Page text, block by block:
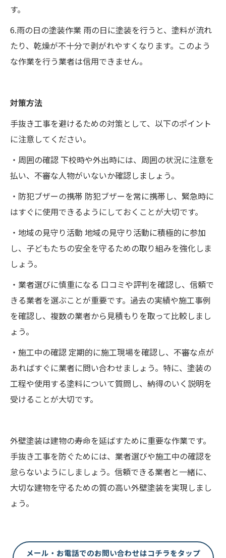
す。
6.雨の日の塗装作業 雨の日に塗装を行うと、塗料が流れ
たり、乾燥が不十分で剥がれやすくなります。このよう
な作業を行う業者は信用できません。
対策方法
手抜き工事を避けるための対策として、以下のポイント
に注意してください。
・周囲の確認 下校時や外出時には、周囲の状況に注意を
払い、不審な人物がいないか確認しましょう。
・防犯ブザーの携帯 防犯ブザーを常に携帯し、緊急時に
はすぐに使用できるようにしておくことが大切です。
・地域の見守り活動 地域の見守り活動に積極的に参加
し、子どもたちの安全を守るための取り組みを強化しま
しょう。
・業者選びに慎重になる 口コミや評判を確認し、信頼で
きる業者を選ぶことが重要です。過去の実績や施工事例
を確認し、複数の業者から見積もりを取って比較しまし
ょう。
・施工中の確認 定期的に施工現場を確認し、不審な点が
あればすぐに業者に問い合わせましょう。特に、塗装の
工程や使用する塗料について質問し、納得のいく説明を
受けることが大切です。
外壁塗装は建物の寿命を延ばすために重要な作業です。
手抜き工事を防ぐためには、業者選びや施工中の確認を
怠らないようにしましょう。信頼できる業者と一緒に、
大切な建物を守るための質の高い外壁塗装を実現しまし
ょう。
メール・お電話でのお問い合わせはコチラをタップ